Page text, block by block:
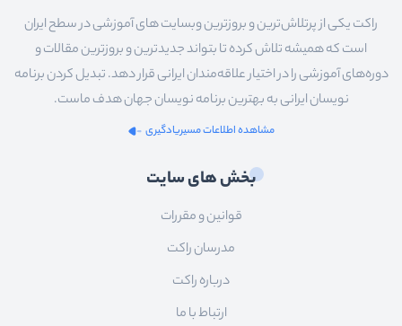
راکت یکی از پرتلاش‌ترین و بروزترین وبسایت های آموزشی در سطح ایران
است که همیشه تلاش کرده تا بتواند جدیدترین و بروزترین مقالات و
دوره‌های آموزشی را در اختیار علاقه‌مندان ایرانی قرار دهد. تبدیل کردن برنامه
نویسان ایرانی به بهترین برنامه نویسان جهان هدف ماست.
مشاهده اطلاعات مسیریادگیری
بخش های سایت
قوانین و مقررات
مدرسان راکت
درباره راکت
ارتباط با ما